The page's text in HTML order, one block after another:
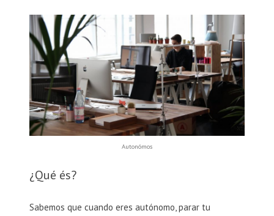
Autonómos
¿Qué és?
Sabemos que cuando eres autónomo, parar tu